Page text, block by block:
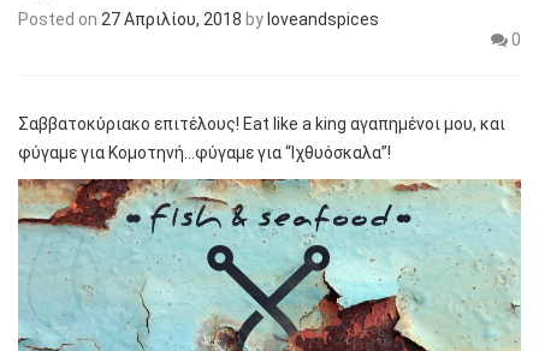
Posted on 27 Απριλίου, 2018 byloveandspices
0
Σαββατοκύριακο επιτέλους! Eat like a king αγαπημένοι μου, και
φύγαμε για Κομοτηνή…φύγαμε για “Ιχθυόσκαλα”!